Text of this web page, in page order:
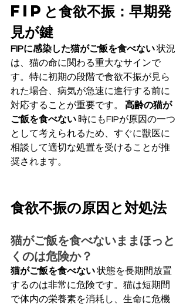
FIPと食欲不振：早期発
見が鍵
FIPに感染した猫がご飯を食べない 状況
は、猫の命に関わる重大なサインで
す。特に初期の段階で食欲不振が見ら
れた場合、病気が急速に進行する前に
対応することが重要です。 高齢の猫が
ご飯を食べない 時にもFIPが原因の一つ
として考えられるため、すぐに獣医に
相談して適切な処置を受けることが推
奨されます。
食欲不振の原因と対処法
猫がご飯を食べないままほっと
くのは危険か？
猫がご飯を食べない 状態を長期間放置
するのは非常に危険です。猫は短期間
で体内の栄養素を消耗し、生命に危機